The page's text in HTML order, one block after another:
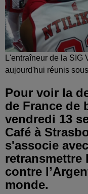
L'entraîneur de la SIG
aujourd'hui réunis
Pour voir la
de France de
vendredi 13
Café à
s'associe
retransmettre
contre
monde.